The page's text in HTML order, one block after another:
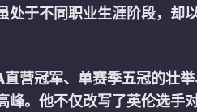
处于不同职业生涯阶段，却
直营冠军、单赛季五冠的壮举
。他不仅改写了英伦选手